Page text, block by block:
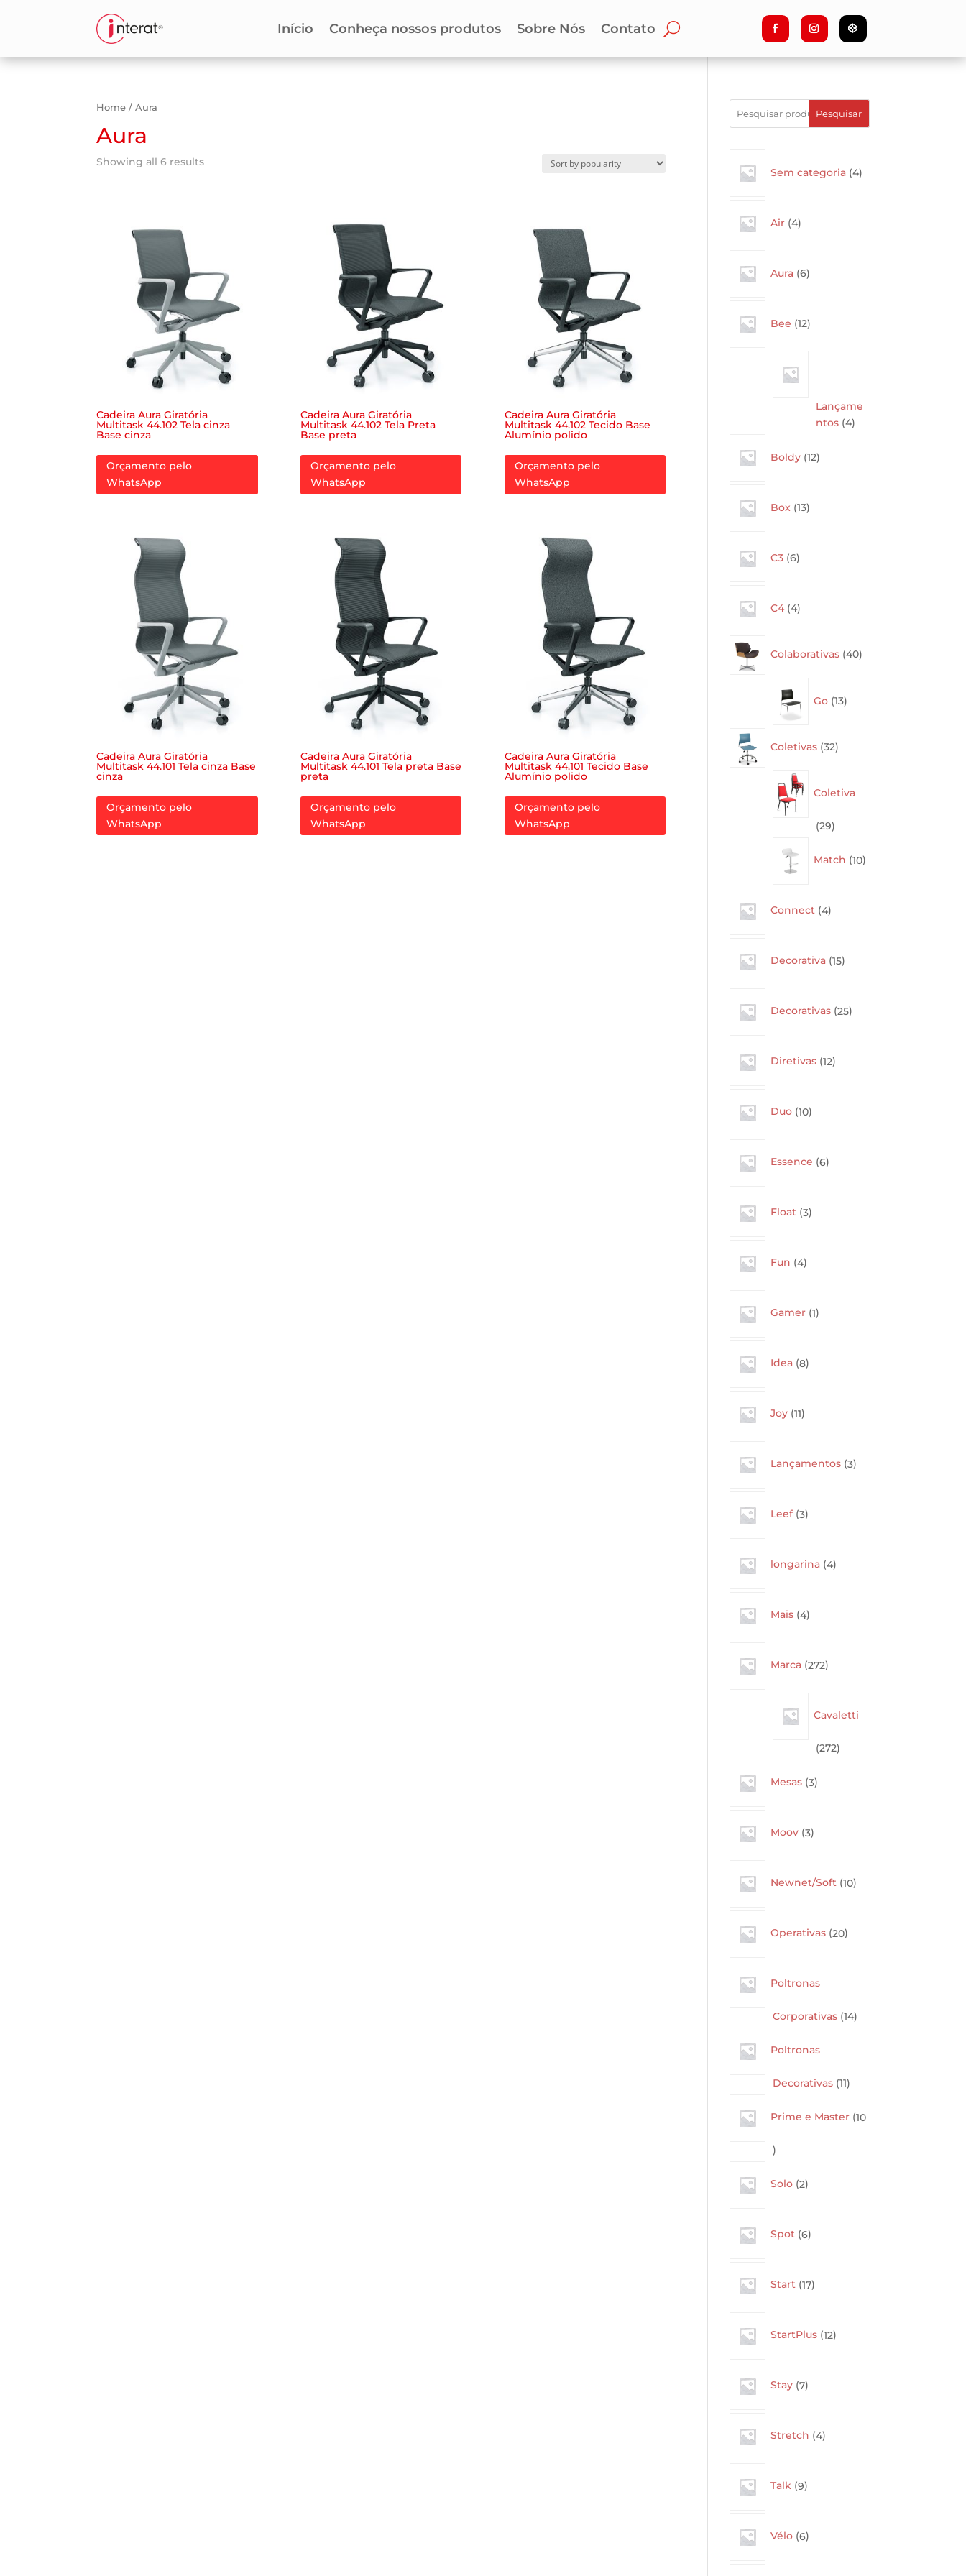
Início Conheça nossos produtos Sobre Nós Contato
Home / Aura
Aura
Showing all 6 results
Cadeira Aura Giratória
Multitask 44.102 Tela cinza
Base cinza
Orçamento pelo
WhatsApp
Cadeira Aura Giratória
Multitask 44.102 Tela Preta
Base preta
Orçamento pelo
WhatsApp
Cadeira Aura Giratória
Multitask 44.102 Tecido Base
Alumínio polido
Orçamento pelo
WhatsApp
Cadeira Aura Giratória
Multitask 44.101 Tela cinza Base
cinza
Orçamento pelo
WhatsApp
Cadeira Aura Giratória
Multitask 44.101 Tela preta Base
preta
Orçamento pelo
WhatsApp
Cadeira Aura Giratória
Multitask 44.101 Tecido Base
Alumínio polido
Orçamento pelo
WhatsApp
Pesquisar
Sem categoria 4products
Air 4products
Aura 6products
Bee 12products
Lançame
ntos 44
Boldy 12products
Box 13products
C3 6products
C4 4products
Colaborativas 40products
Go 13products
Coletivas 32products
Coletiva
2929
Match 10products
Connect 4products
Decorativa 15products
Decorativas 25products
Diretivas 12products
Duo 10products
Essence 6products
Float 3products
Fun 4products
Gamer 1product
Idea 8products
Joy 11products
Lançamentos 3products
Leef 3products
longarina 4products
Mais 4products
Marca 272products
Cavaletti
272272
Mesas 3products
Moov 3products
Newnet/Soft 10products
Operativas 20products
Poltronas
Corporativas 1414
Poltronas
Decorativas 1111
Prime e Master 10
10
Solo 2products
Spot 6products
Start 17products
StartPlus 12products
Stay 7products
Stretch 4products
Talk 9products
Vélo 6products